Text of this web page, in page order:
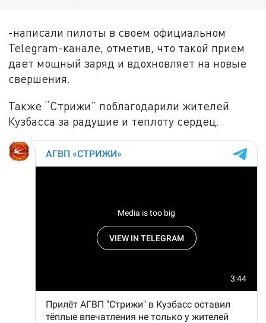
-написали пилоты в своем официальном
Telegram-канале, отметив, что такой прием
дает мощный заряд и вдохновляет на новые
свершения.
Также “Стрижи” поблагодарили жителей
Кузбасса за радушие и теплоту сердец.